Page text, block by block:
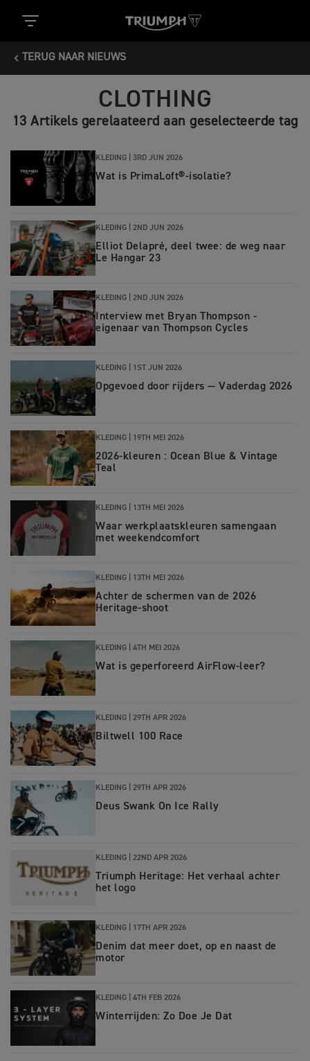
TERUG NAAR NIEUWS
CLOTHING
13 Artikels gerelaateerd aan geselecteerde tag
KLEDING | 3RD JUN 2026
Wat is PrimaLoft®-isolatie?
KLEDING | 2ND JUN 2026
Elliot Delapré, deel twee: de weg naar
Le Hangar 23
KLEDING | 2ND JUN 2026
Interview met Bryan Thompson -
eigenaar van Thompson Cycles
KLEDING | 1ST JUN 2026
Opgevoed door rijders — Vaderdag 2026
KLEDING | 19TH MEI 2026
2026-kleuren : Ocean Blue & Vintage
Teal
KLEDING | 13TH MEI 2026
Waar werkplaatskleuren samengaan
met weekendcomfort
KLEDING | 13TH MEI 2026
Achter de schermen van de 2026
Heritage-shoot
KLEDING | 4TH MEI 2026
Wat is geperforeerd AirFlow-leer?
KLEDING | 29TH APR 2026
Biltwell 100 Race
KLEDING 29TH APR 2026
Deus Swank On Ice Rally
KLEDING 22ND APR 2026
Triumph Heritage: Het verhaal achter
het logo
KLEDING 17TH APR 2026
Denim dat meer doet, op en naast de
motor
KLEDING 4TH FEB 2026
Winterrijden: Zo Doe Je Dat